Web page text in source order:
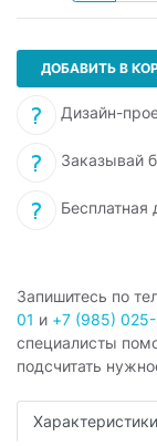
ДОБАВИТЬ В
Дизайн-
Заказывай
Бесплатная
Запишитесь по
01 и +7 (985)
специалисты
подсчитать
Характеристики